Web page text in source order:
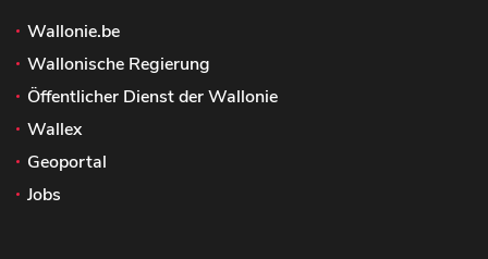
Wallonie.be
Wallonische Regierung
Öffentlicher Dienst der Wallonie
Wallex
Geoportal
Jobs